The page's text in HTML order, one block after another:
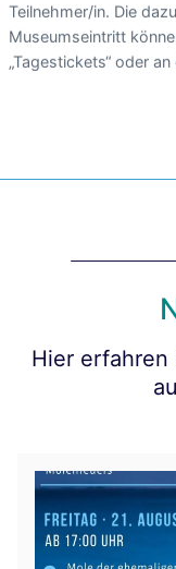
Teilnehmer/in. Die
Museumseintritt
„Tagestickets“ oder
Hier